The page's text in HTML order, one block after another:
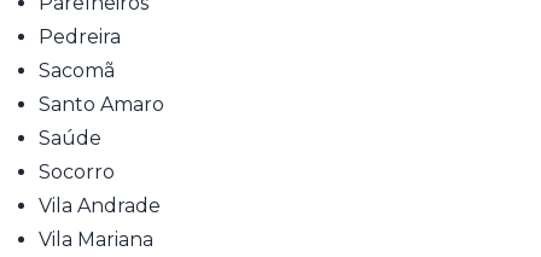
Pedreira
Sacomã
Santo Amaro
Saúde
Socorro
Vila Andrade
Vila Mariana